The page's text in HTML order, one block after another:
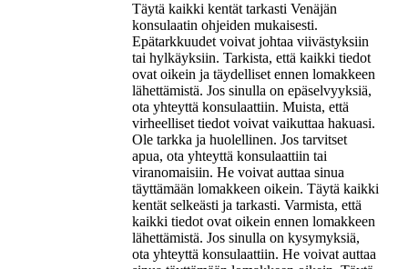
Täytä kaikki kentät tarkasti Venäjän
konsulaatin ohjeiden mukaisesti.
Epätarkkuudet voivat johtaa viivästyksiin
tai hylkäyksiin. Tarkista, että kaikki tiedot
ovat oikein ja täydelliset ennen lomakkeen
lähettämistä. Jos sinulla on epäselvyyksiä,
ota yhteyttä konsulaattiin. Muista, että
virheelliset tiedot voivat vaikuttaa hakuasi.
Ole tarkka ja huolellinen. Jos tarvitset
apua, ota yhteyttä konsulaattiin tai
viranomaisiin. He voivat auttaa sinua
täyttämään lomakkeen oikein. Täytä kaikki
kentät selkeästi ja tarkasti. Varmista, että
kaikki tiedot ovat oikein ennen lomakkeen
lähettämistä. Jos sinulla on kysymyksiä,
ota yhteyttä konsulaattiin. He voivat auttaa